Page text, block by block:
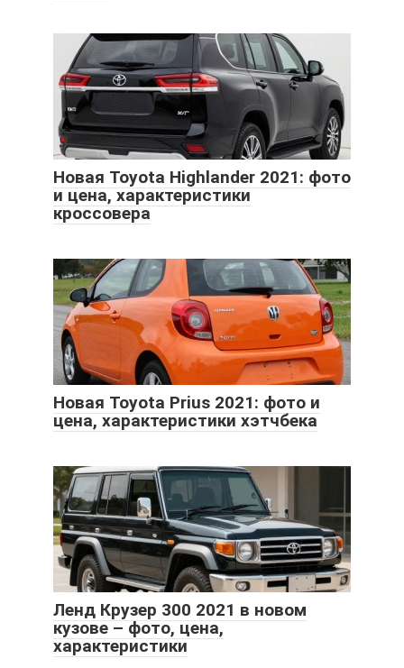
Новая Toyota Highlander 2021: фото
и цена, характеристики
кроссовера
Новая Toyota Prius 2021: фото и
цена, характеристики хэтчбека
Ленд Крузер 300 2021 в новом
кузове – фото, цена,
характеристики